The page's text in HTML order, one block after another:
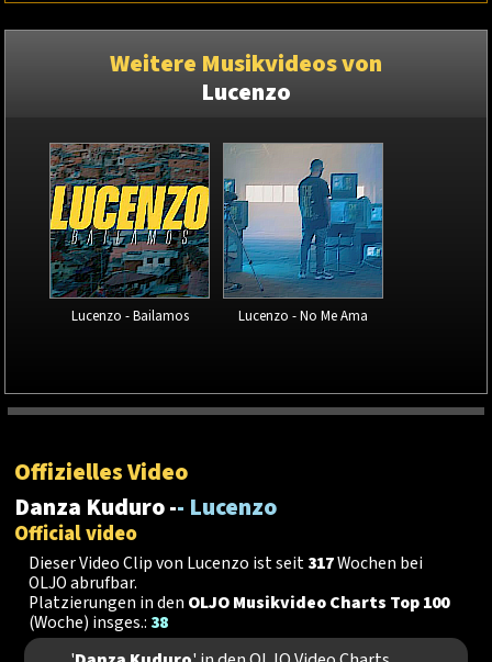
Weitere Musikvideos von
Lucenzo
Lucenzo - Bailamos Lucenzo - No Me Ama
Offizielles Video
Danza Kuduro -- Lucenzo
Official video
Dieser Video Clip von Lucenzo ist seit317Wochen bei
OLJO abrufbar.
Platzierungen in den OLJO Musikvideo Charts Top 100
(Woche) insges.: 38